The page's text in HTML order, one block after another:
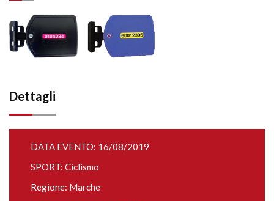
Dettagli
DATA EVENTO: 16/08/2019
SPORT: Ciclismo
Regione: Marche